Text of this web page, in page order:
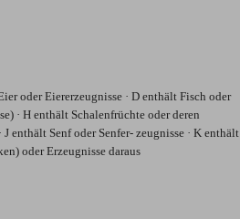
oder Eiererzeugnisse · D enthält Fisch oder
· H enthält Schalenfrüchte oder deren
enthält Senf oder Senfer- zeugnisse · K enthält
oder Erzeugnisse daraus